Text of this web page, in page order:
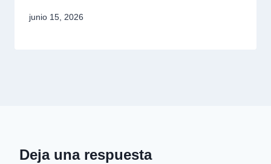
junio 15, 2026
Deja una respuesta